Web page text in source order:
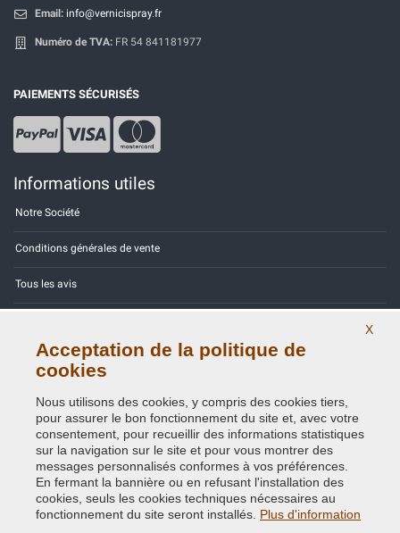
Email: info@vernicispray.fr
Numéro de TVA: FR 54 841181977
PAIEMENTS SÉCURISÉS
Informations utiles
Notre Société
Conditions générales de vente
Tous les avis
Contactez-nous
Politique de confidentialité - RGPD
Copyright © 2014 - 2026. All Rights Reserved.
X
Acceptation de la politique de
cookies
Nous utilisons des cookies, y compris des cookies tiers,
pour assurer le bon fonctionnement du site et, avec votre
consentement, pour recueillir des informations statistiques
sur la navigation sur le site et pour vous montrer des
messages personnalisés conformes à vos préférences.
En fermant la bannière ou en refusant l'installation des
cookies, seuls les cookies techniques nécessaires au
fonctionnement du site seront installés. Plus d'information